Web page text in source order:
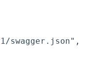
swagger.json",